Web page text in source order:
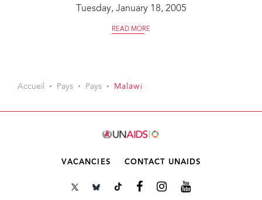
Tuesday, January 18, 2005
READ MORE
Accueil Pays Pays Malawi
VACANCIES CONTACT UNAIDS